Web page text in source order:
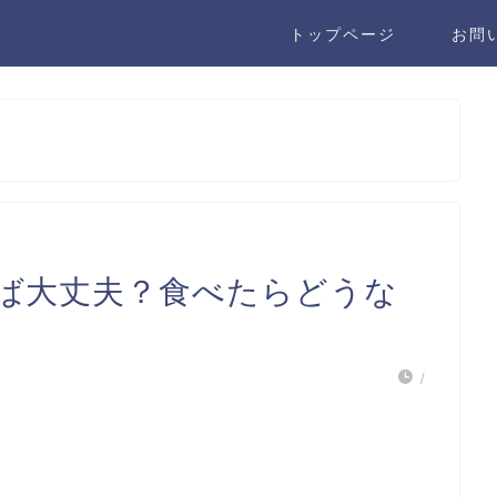
トップページ お問
大丈夫？食べたらどうな
/